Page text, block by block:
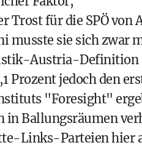
Trost für die SPÖ von
musste sie sich zwar
Austria-Definition
Prozent jedoch den
"Foresight"
in Ballungsräumen
Links-Parteien hier